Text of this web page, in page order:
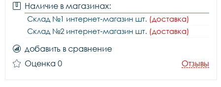
Наличие в магазинах:
Склад №1 интернет-магазин шт. (доставка)
Склад №2 интернет-магазин шт. (доставка)
добавить в сравнение
Оценка 0
Отзывы